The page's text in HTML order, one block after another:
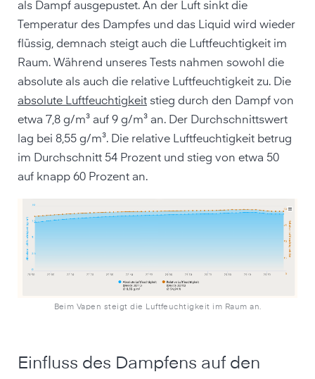
als Dampf ausgepustet. An der Luft sinkt die
Temperatur des Dampfes und das Liquid wird wieder
flüssig, demnach steigt auch die Luftfeuchtigkeit im
Raum. Während unseres Tests nahmen sowohl die
absolute als auch die relative Luftfeuchtigkeit zu. Die
absolute Luftfeuchtigkeit stieg durch den Dampf von
etwa 7,8 g/m³ auf 9 g/m³ an. Der Durchschnittswert
lag bei 8,55 g/m³. Die relative Luftfeuchtigkeit betrug
im Durchschnitt 54 Prozent und stieg von etwa 50
auf knapp 60 Prozent an.
Beim Vapen steigt die Luftfeuchtigkeit im Raum an.
Einfluss des Dampfens auf den